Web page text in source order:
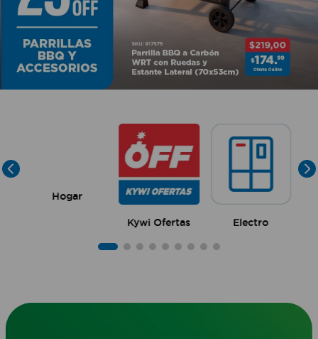
Hogar
Kywi Ofertas Electro
10
sillas